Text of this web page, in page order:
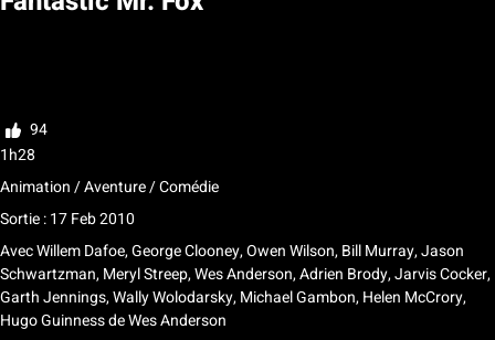
94
1h28
Animation / Aventure / Comédie
Sortie : 17 Feb 2010
AvecWillem Dafoe,George Clooney,Owen Wilson,Bill Murray,Jason
Schwartzman,Meryl Streep,Wes Anderson,Adrien Brody,Jarvis Cocker,
Garth Jennings,Wally Wolodarsky,Michael Gambon,Helen McCrory,
Hugo GuinnessdeWes Anderson